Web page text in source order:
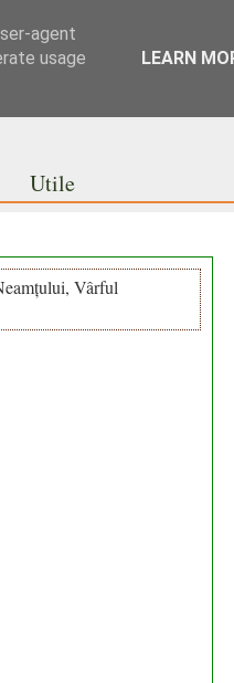
Utile
Vârful
agent
usage
LEARN